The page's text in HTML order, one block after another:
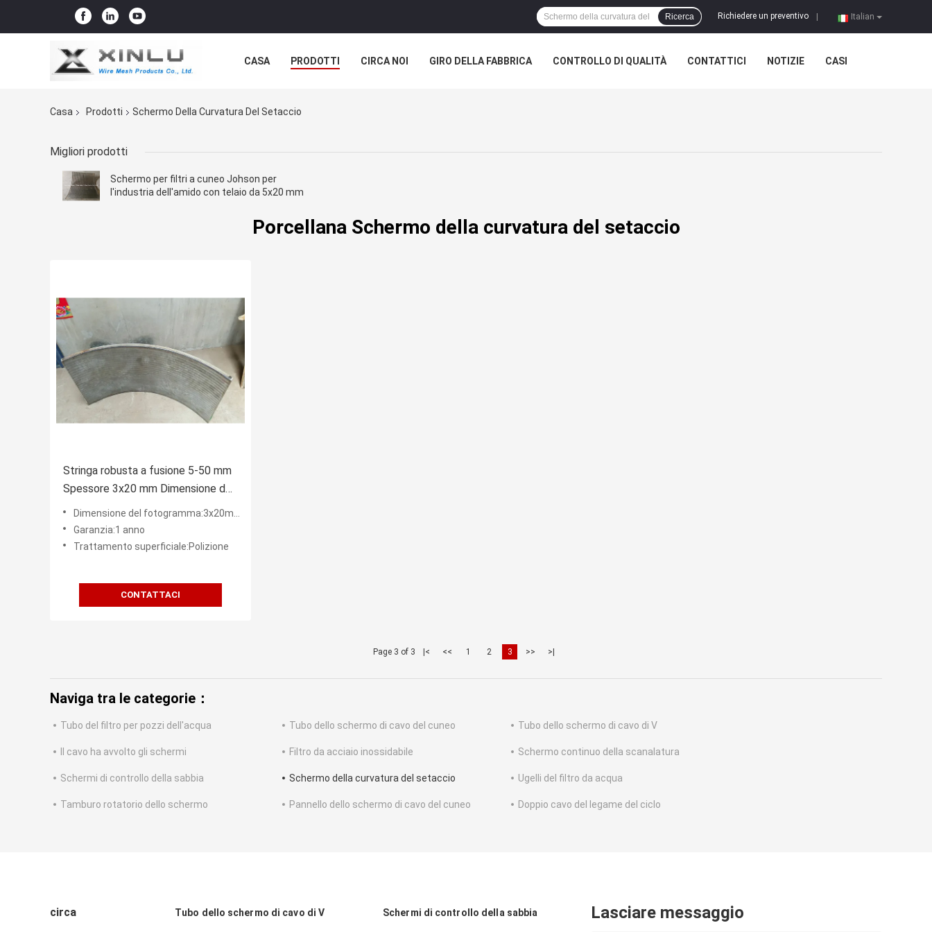
Italian
Richiedere un preventivo
Ricerca
CASA PRODOTTI CIRCA NOI GIRO DELLA FABBRICA CONTROLLO DI QUALITÀ CONTATTICI NOTIZIE CASI
Casa Prodotti Schermo Della Curvatura Del Setaccio
Migliori prodotti
Schermo per filtri a cuneo Johson per
l'industria dell'amido con telaio da 5x20 mm
Porcellana Schermo della curvatura del setaccio
Stringa robusta a fusione 5-50 mm
Spessore 3x20 mm Dimensione del
telaio Larghezza 2,2-3,0 mm filo a
cuneo filo di supporto
Dimensione del fotogramma:3x20mm, 4x40mm, 5x20mm, 5x40mm
Garanzia:1 anno
Trattamento superficiale:Polizione
CONTATTACI
Page 3 of 3 |< << 1 2 3 >> >|
Naviga tra le categorie：
Tubo del filtro per pozzi dell'acqua Tubo dello schermo di cavo del cuneo Tubo dello schermo di cavo di V
Il cavo ha avvolto gli schermi Filtro da acciaio inossidabile Schermo continuo della scanalatura
Schermi di controllo della sabbia Schermo della curvatura del setaccio Ugelli del filtro da acqua
Tamburo rotatorio dello schermo Pannello dello schermo di cavo del cuneo Doppio cavo del legame del ciclo
circa Tubo dello schermo di cavo di V Schermi di controllo della sabbia Lasciare messaggio